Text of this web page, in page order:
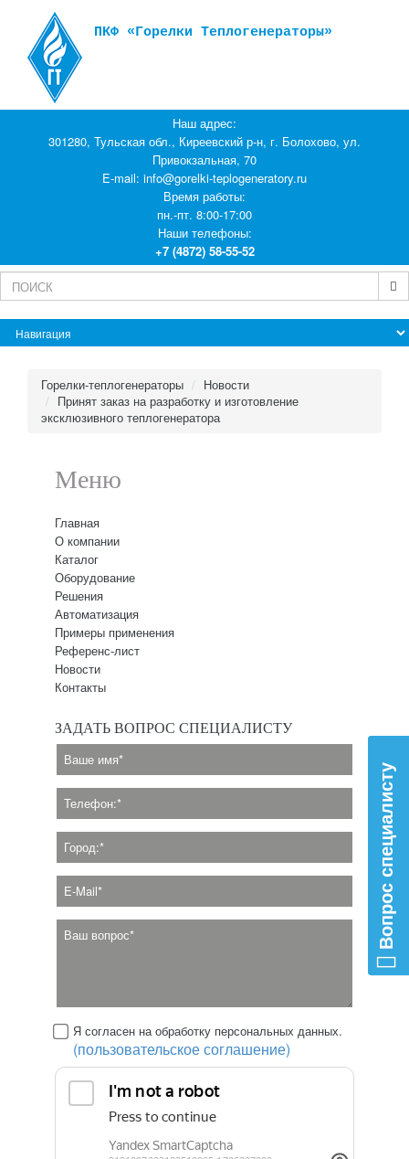
ПКФ «Горелки Теплогенераторы»
Наш адрес:
301280, Тульская обл., Киреевский р-н, г. Болохово, ул.
Привокзальная, 70
E-mail: info@gorelki-teplogeneratory.ru
Время работы:
пн.-пт. 8:00-17:00
Наши телефоны:
+7 (4872) 58-55-52
Горелки-теплогенераторы
Новости
Принят заказ на разработку и изготовление
эксклюзивного теплогенератора
Меню
Главная
О компании
Каталог
Оборудование
Решения
Автоматизация
Примеры применения
Референс-лист
Новости
Контакты
ЗАДАТЬ ВОПРОС СПЕЦИАЛИСТУ
Я согласен на обработку персональных данных.
(пользовательское соглашение)
Вопрос специалисту